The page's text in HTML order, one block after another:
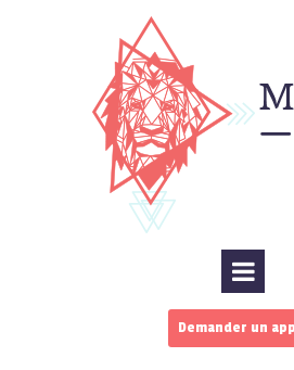
Demander un